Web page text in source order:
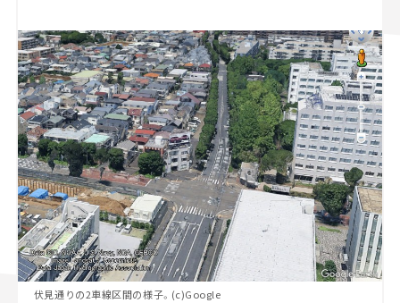
伏見通りの2車線区間の様子。(c)Google